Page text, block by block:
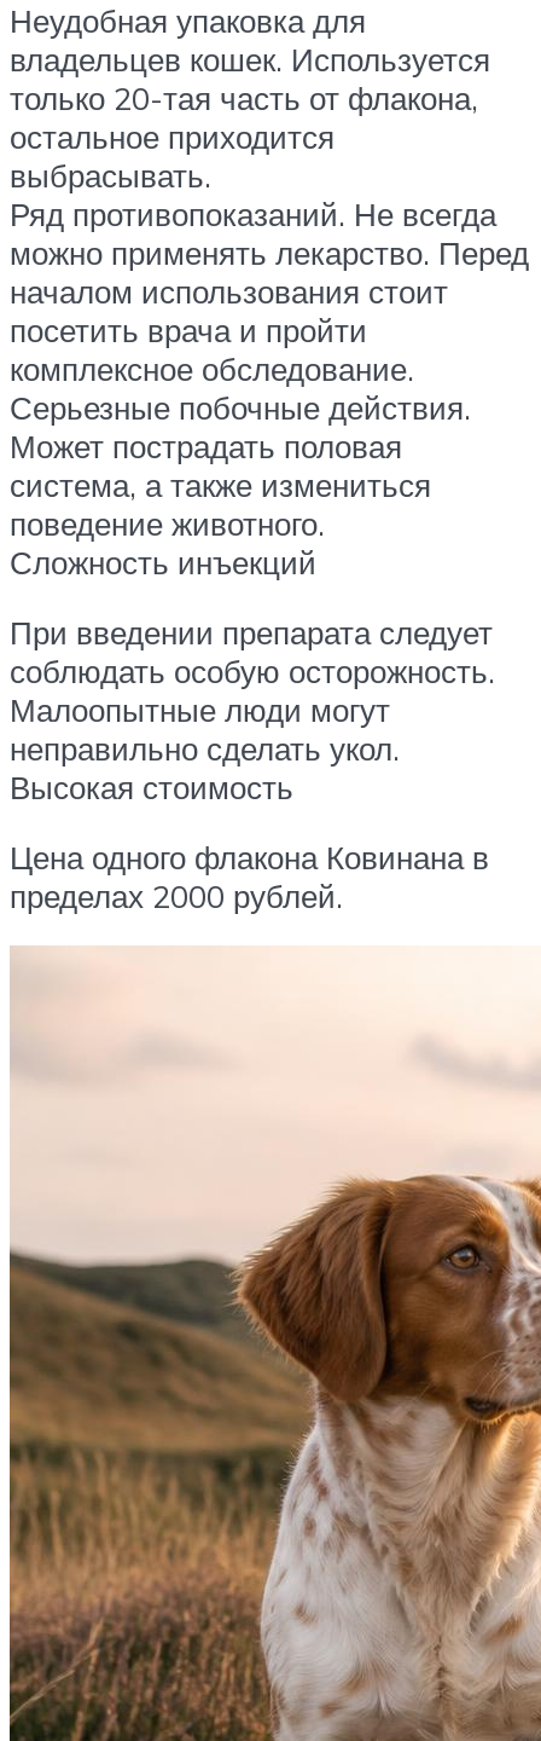
Неудобная упаковка для
владельцев кошек. Используется
только 20-тая часть от флакона,
остальное приходится
выбрасывать.
Ряд противопоказаний. Не всегда
можно применять лекарство. Перед
началом использования стоит
посетить врача и пройти
комплексное обследование.
Серьезные побочные действия.
Может пострадать половая
система, а также измениться
поведение животного.
Сложность инъекций
При введении препарата следует
соблюдать особую осторожность.
Малоопытные люди могут
неправильно сделать укол.
Высокая стоимость
Цена одного флакона Ковинана в
пределах 2000 рублей.